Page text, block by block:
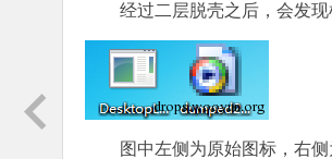
经过二层脱壳之后，会发现
图中左侧为原始图标，右